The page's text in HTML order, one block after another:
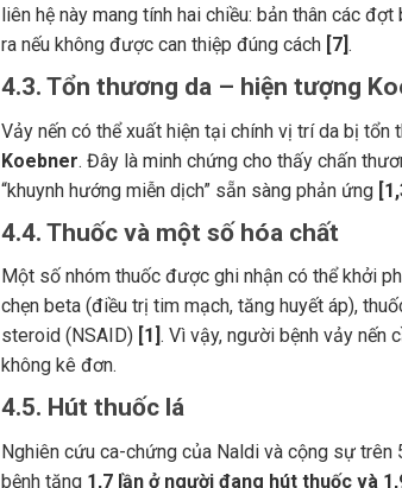
liên hệ này mang tính hai chiều: bản thân các
ra nếu không được can thiệp đúng cách [7].
4.3. Tổn thương da – hiện tượng
Vảy nến có thể xuất hiện tại chính vị trí da bị
Koebner. Đây là minh chứng cho thấy chấn
“khuynh hướng miễn dịch” sẵn sàng phản ứng
4.4. Thuốc và một số hóa chất
Một số nhóm thuốc được ghi nhận có thể khởi
chẹn beta (điều trị tim mạch, tăng huyết áp),
steroid (NSAID) [1]. Vì vậy, người bệnh vảy nến
không kê đơn.
4.5. Hút thuốc lá
Nghiên cứu ca-chứng của Naldi và cộng sự
bệnh tăng 1,7 lần ở người đang hút thuốc và